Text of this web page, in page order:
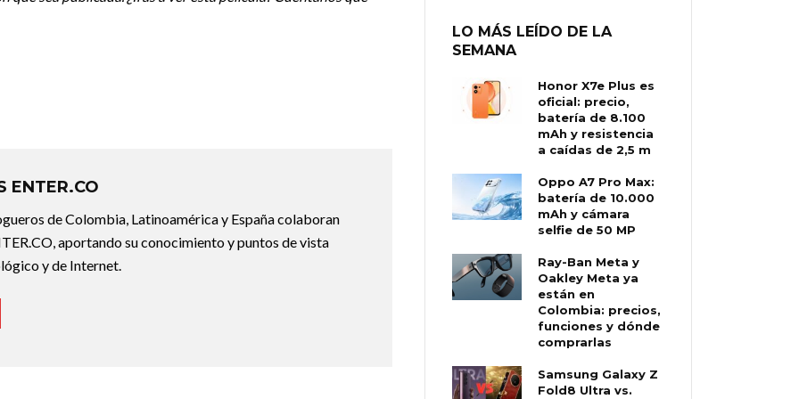
ENTER.CO
de Colombia, Latinoamérica y España colaboran
aportando su conocimiento y puntos de vista
y de Internet.
LO MÁS LEÍDO DE LA
SEMANA
Honor X7e Plus es
oficial: precio,
batería de 8.100
mAh y resistencia
a caídas de 2,5 m
Oppo A7 Pro Max:
batería de 10.000
mAh y cámara
selfie de 50 MP
Ray-Ban Meta y
Oakley Meta ya
están en
Colombia: precios,
funciones y dónde
comprarlas
Samsung Galaxy Z
Fold8 Ultra vs.